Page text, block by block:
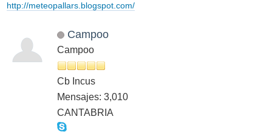
http://meteopallars.blogspot.com/
Campoo
Campoo
Cb Incus
Mensajes: 3,010
CANTABRIA